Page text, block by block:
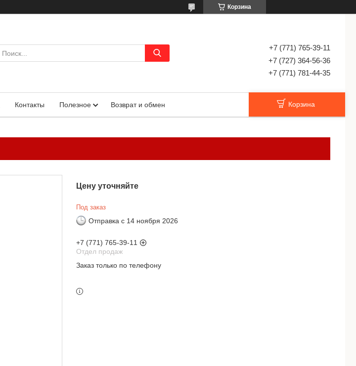
Корзина
+7 (771) 765-39-11
+7 (727) 364-56-36
+7 (771) 781-44-35
Контакты Полезное Возврат и обмен Корзина
Цену уточняйте
Под заказ
Отправка с 14 ноября 2026
+7 (771) 765-39-11
Отдел продаж
Заказ только по телефону